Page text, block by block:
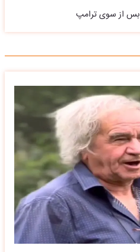
از سوی ترامپ